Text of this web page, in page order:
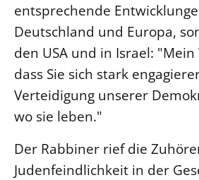
entsprechende
Deutschland und Europa,
den USA und in Israel:
dass Sie sich stark
Verteidigung unserer
wo sie leben."
Der Rabbiner rief die
Judenfeindlichkeit in der
Corporate Design
Interventionsplan
Jahresgespräche
Kantine Speiseplan
Kirchliches Amtsblatt
Kirchliche Verwaltung
Klimaschutzgesetz
Kunstreferat